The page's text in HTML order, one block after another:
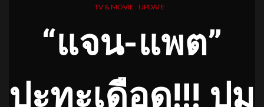
TV & MOVIE UPDATE
“แจน-แพต”
ปะทะเดือด!!! ปม